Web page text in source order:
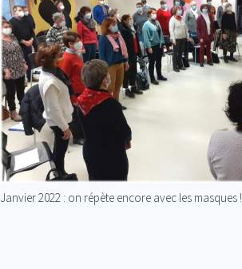
Janvier 2022 : on répète encore avec les masques !